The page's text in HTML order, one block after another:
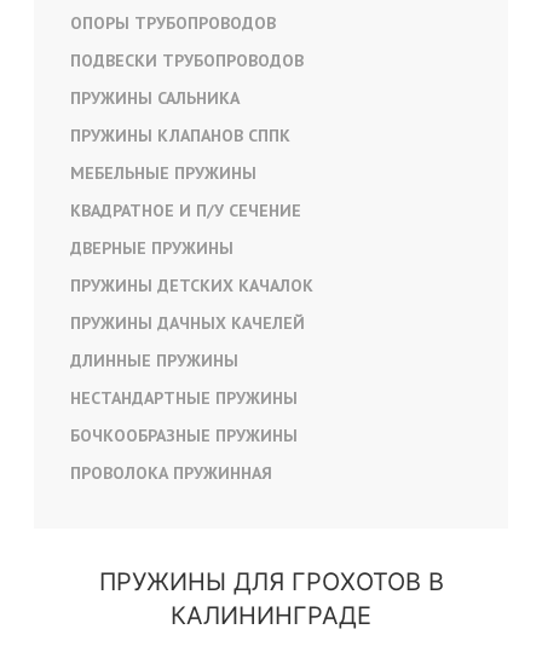
ОПОРЫ ТРУБОПРОВОДОВ
ПОДВЕСКИ ТРУБОПРОВОДОВ
ПРУЖИНЫ САЛЬНИКА
ПРУЖИНЫ КЛАПАНОВ СППК
МЕБЕЛЬНЫЕ ПРУЖИНЫ
КВАДРАТНОЕ И П/У СЕЧЕНИЕ
ДВЕРНЫЕ ПРУЖИНЫ
ПРУЖИНЫ ДЕТСКИХ КАЧАЛОК
ПРУЖИНЫ ДАЧНЫХ КАЧЕЛЕЙ
ДЛИННЫЕ ПРУЖИНЫ
НЕСТАНДАРТНЫЕ ПРУЖИНЫ
БОЧКООБРАЗНЫЕ ПРУЖИНЫ
ПРОВОЛОКА ПРУЖИННАЯ
ПРУЖИНЫ ДЛЯ ГРОХОТОВ В
КАЛИНИНГРАДЕ